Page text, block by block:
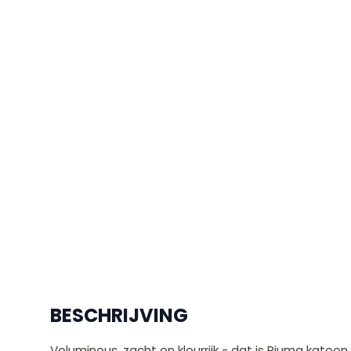
BESCHRIJVING